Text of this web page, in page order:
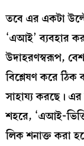
তবে এর একটা
‘এআই’ ব্যবহার
উদাহরণস্বরূপ,
বিশ্লেষণ করে
সাহায্য করছে।
শহরে, ‘এআই-
লিক শনাক্ত করা